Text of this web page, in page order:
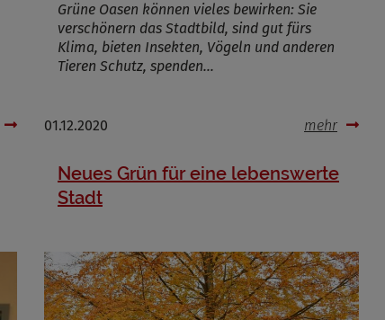
Grüne Oasen können vieles bewirken: Sie
verschönern das Stadtbild, sind gut fürs
Klima, bieten Insekten, Vögeln und anderen
Tieren Schutz, spenden…
01.12.2020 mehr
Neues Grün für eine lebenswerte
Stadt
Cookies die bei der Verwendung von OpenStreetMaps gesetzt werden
_osm_totp_token